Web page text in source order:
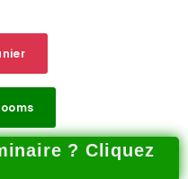
? Cliquez